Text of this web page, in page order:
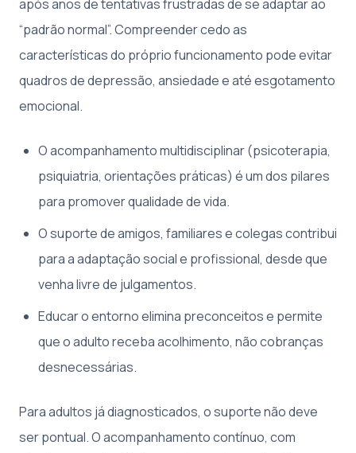
após anos de tentativas frustradas de se adaptar ao
“padrão normal”. Compreender cedo as
características do próprio funcionamento pode evitar
quadros de depressão, ansiedade e até esgotamento
emocional.
O acompanhamento multidisciplinar (psicoterapia,
psiquiatria, orientações práticas) é um dos pilares
para promover qualidade de vida.
O suporte de amigos, familiares e colegas contribui
para a adaptação social e profissional, desde que
venha livre de julgamentos.
Educar o entorno elimina preconceitos e permite
que o adulto receba acolhimento, não cobranças
desnecessárias.
Para adultos já diagnosticados, o suporte não deve
ser pontual. O acompanhamento contínuo, com